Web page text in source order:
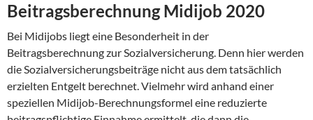
Beitragsberechnung Midijob 2020
Bei Midijobs liegt eine Besonderheit in der
Beitragsberechnung zur Sozialversicherung. Denn hier werden
die Sozialversicherungsbeiträge nicht aus dem tatsächlich
erzielten Entgelt berechnet. Vielmehr wird anhand einer
speziellen Midijob-Berechnungsformel eine reduzierte